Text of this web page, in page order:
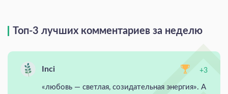
Топ-3 лучших комментариев за неделю
Inci +3
«любовь — светлая, созидательная энергия». А